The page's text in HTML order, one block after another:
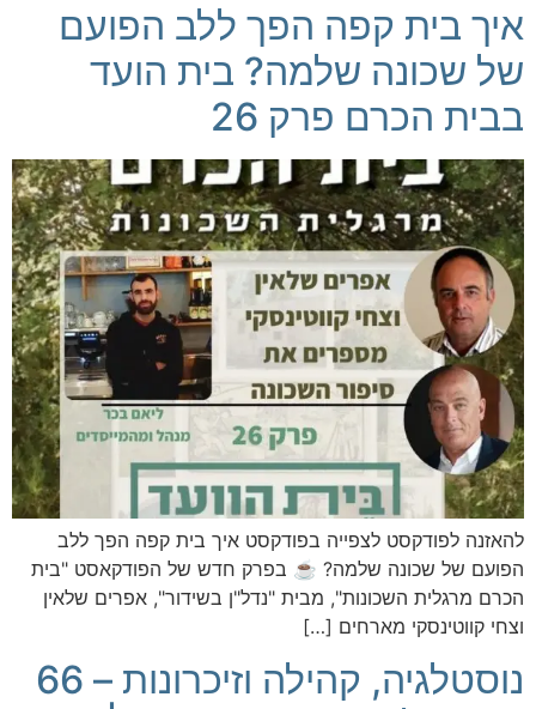
איך בית קפה הפך ללב הפועם
של שכונה שלמה? בית הועד
בבית הכרם פרק 26
להאזנה לפודקסט לצפייה בפודקסט איך בית קפה הפך ללב
הפועם של שכונה שלמה? ☕️ בפרק חדש של הפודקאסט "בית
הכרם מרגלית השכונות", מבית "נדל"ן בשידור", אפרים שלאין
וצחי קווטינסקי מארחים […]
נוסטלגיה, קהילה וזיכרונות – 66